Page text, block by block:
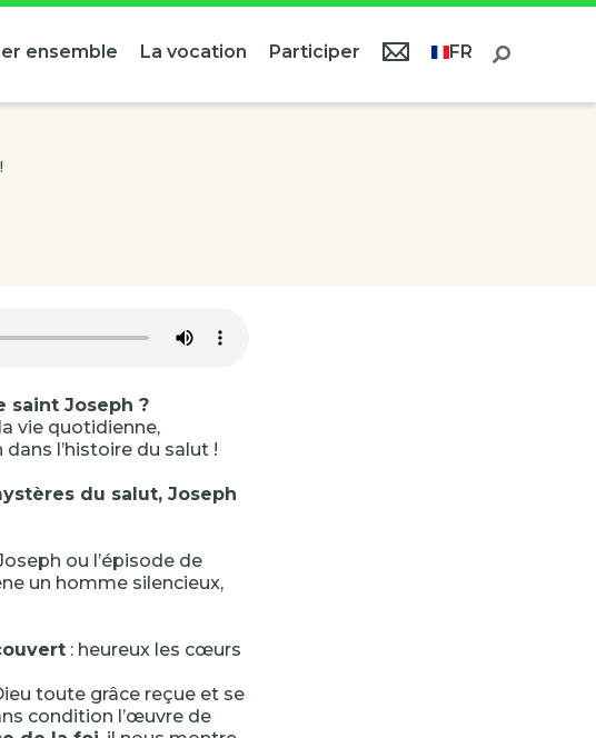
ensemble La vocation Participer FR
saint Joseph ?
vie quotidienne,
l’histoire du salut !
du salut, Joseph
ou l’épisode de
un homme silencieux,
: heureux les cœurs
toute grâce reçue et se
condition l’œuvre de